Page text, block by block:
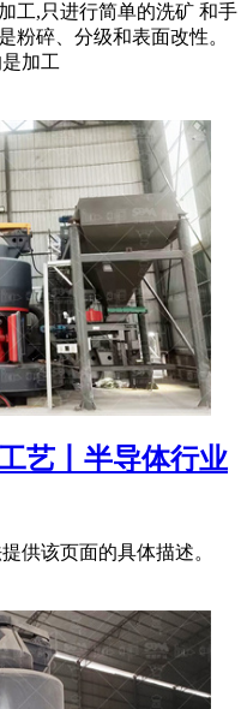
工,只进行简单的洗矿 和手
粉碎、分级和表面改性。
加工
艺丨半导体行业
供该页面的具体描述。